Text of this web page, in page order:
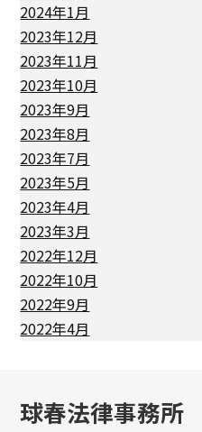
2024年1月
2023年12月
2023年11月
2023年10月
2023年9月
2023年8月
2023年7月
2023年5月
2023年4月
2023年3月
2022年12月
2022年10月
2022年9月
2022年4月
球春法律事務所